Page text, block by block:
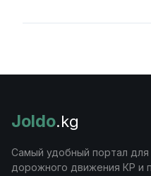
Joldo.kg
Самый удобный портал для
дорожного движения КР и